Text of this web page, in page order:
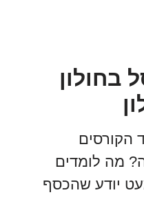
הקורסים
מה לומדים
יודע שהכסף